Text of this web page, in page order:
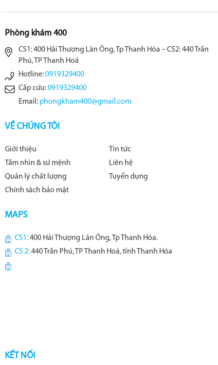
Phòng khám 400
CS1: 400 Hải Thượng Lãn Ông, Tp Thanh Hóa – CS2: 440 Trần
Phú, TP Thanh Hoá
Hotline:0919329400
Cấp cứu:0919329400
Email: phongkham400@gmail.com
VỀ CHÚNG TÔI
Giới thiệu
Tin tức
Tầm nhìn & sứ mệnh
Liên hệ
Quản lý chất lượng
Tuyển dụng
Chính sách bảo mật
MAPS
CS1:400 Hải Thượng Lãn Ông, Tp Thanh Hóa.
CS 2:440 Trần Phú, TP Thanh Hoá, tỉnh Thanh Hóa
KẾT NỐI